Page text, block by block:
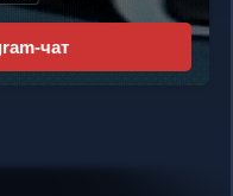
юр. лицами
→